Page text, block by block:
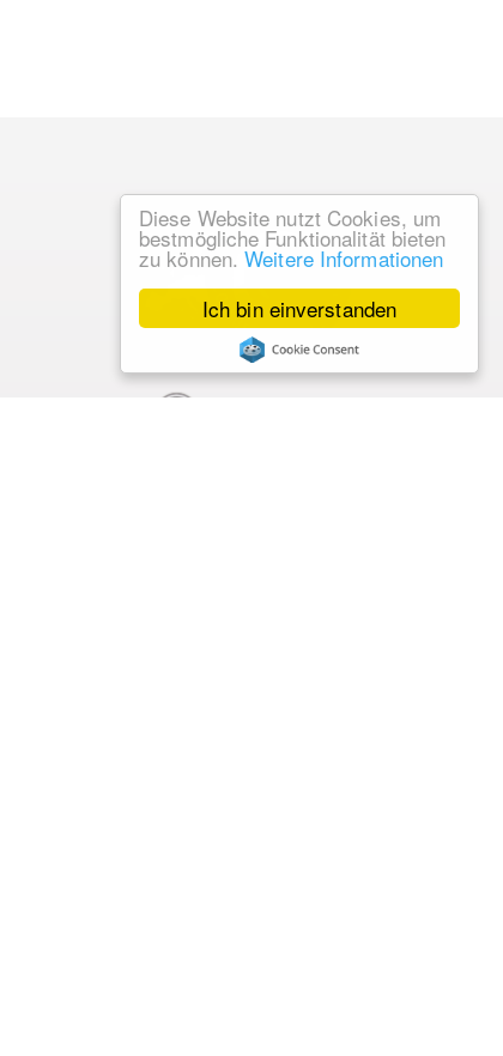
Ich bin einverstanden
Diese Website nutzt Cookies, um
bestmögliche Funktionalität bieten
zu können.Weitere Informationen